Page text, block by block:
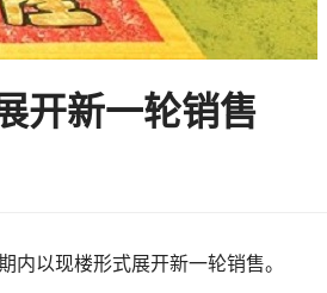
开新一轮销售
内以现楼形式展开新一轮销售。